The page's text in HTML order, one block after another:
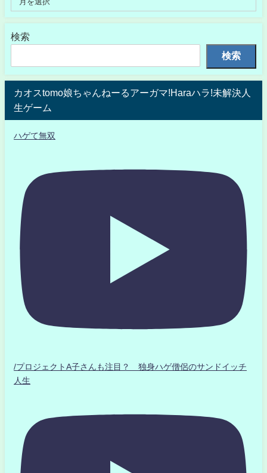
検索
検索
カオスtomo娘ちゃんねーるアーガマ!Haraハラ!未解決人
生ゲーム
ハゲて無双
/プロジェクトA子さんも注目？ 独身ハゲ僧侶のサンドイッチ
人生